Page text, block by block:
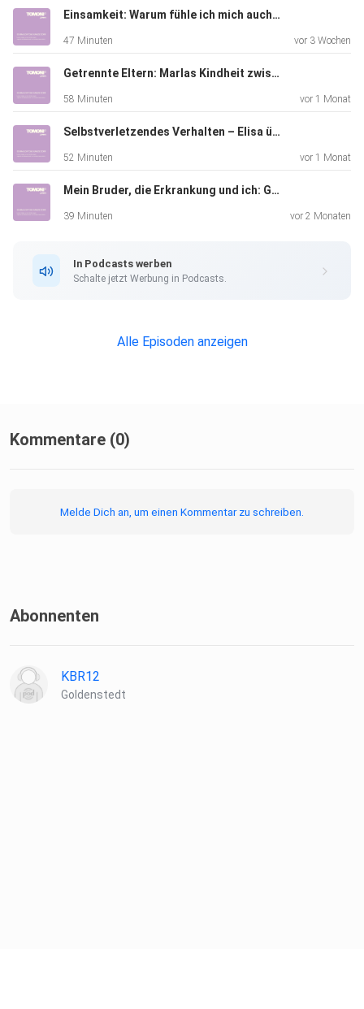
Einsamkeit: Warum fühle ich mich auch unter Menschen allein – und was hilft dagegen?
47 Minuten vor 3 Wochen
Getrennte Eltern: Marlas Kindheit zwischen zwei Familien auf Distanz
58 Minuten vor 1 Monat
Selbstverletzendes Verhalten – Elisa über Ursachen, Funktionen und den Weg zur Hilfe
52 Minuten vor 1 Monat
Mein Bruder, die Erkrankung und ich: Geschwisterkinder kommen zu Wort
39 Minuten vor 2 Monaten
In Podcasts werben
Schalte jetzt Werbung in Podcasts.
Alle Episoden anzeigen
Kommentare (0)
Melde Dich an, um einen Kommentar zu schreiben.
Abonnenten
KBR12
Goldenstedt